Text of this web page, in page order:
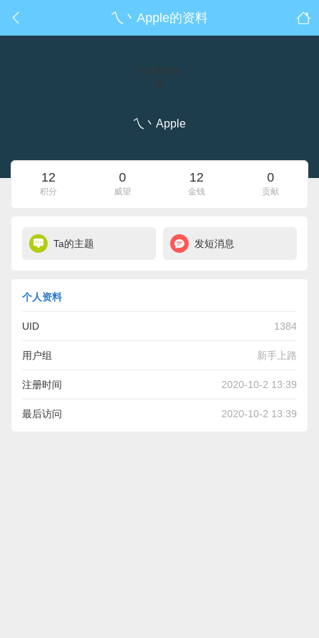
乀丶Apple的资料
点击重新加
乀丶Apple
12
积分
0
威望
12
金钱
0
贡献
Ta的主题 发短消息
个人资料
UID 1384
用户组 新手上路
注册时间 2020-10-2 13:39
最后访问 2020-10-2 13:39